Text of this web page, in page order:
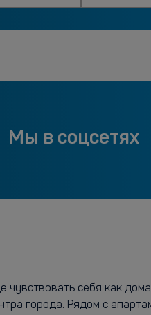
Мы в соцсетях
чувствовать себя как
города. Рядом с